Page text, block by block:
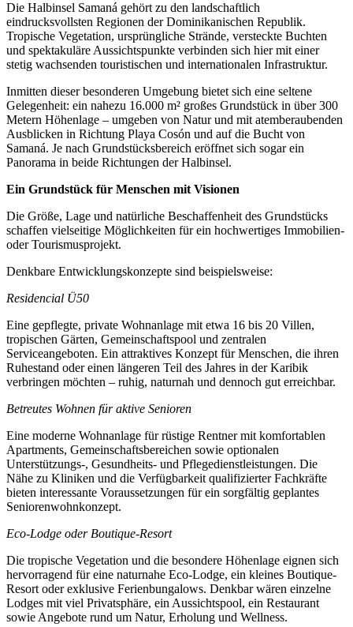
Die Halbinsel Samaná gehört zu den landschaftlich
eindrucksvollsten Regionen der Dominikanischen Republik.
Tropische Vegetation, ursprüngliche Strände, versteckte Buchten
und spektakuläre Aussichtspunkte verbinden sich hier mit einer
stetig wachsenden touristischen und internationalen Infrastruktur.
Inmitten dieser besonderen Umgebung bietet sich eine seltene
Gelegenheit: ein nahezu 16.000 m² großes Grundstück in über 300
Metern Höhenlage – umgeben von Natur und mit atemberaubenden
Ausblicken in Richtung Playa Cosón und auf die Bucht von
Samaná. Je nach Grundstücksbereich eröffnet sich sogar ein
Panorama in beide Richtungen der Halbinsel.
Ein Grundstück für Menschen mit Visionen
Die Größe, Lage und natürliche Beschaffenheit des Grundstücks
schaffen vielseitige Möglichkeiten für ein hochwertiges Immobilien-
oder Tourismusprojekt.
Denkbare Entwicklungskonzepte sind beispielsweise:
Residencial Ü50
Eine gepflegte, private Wohnanlage mit etwa 16 bis 20 Villen,
tropischen Gärten, Gemeinschaftspool und zentralen
Serviceangeboten. Ein attraktives Konzept für Menschen, die ihren
Ruhestand oder einen längeren Teil des Jahres in der Karibik
verbringen möchten – ruhig, naturnah und dennoch gut erreichbar.
Betreutes Wohnen für aktive Senioren
Eine moderne Wohnanlage für rüstige Rentner mit komfortablen
Apartments, Gemeinschaftsbereichen sowie optionalen
Unterstützungs-, Gesundheits- und Pflegedienstleistungen. Die
Nähe zu Kliniken und die Verfügbarkeit qualifizierter Fachkräfte
bieten interessante Voraussetzungen für ein sorgfältig geplantes
Seniorenwohnkonzept.
Eco-Lodge oder Boutique-Resort
Die tropische Vegetation und die besondere Höhenlage eignen sich
hervorragend für eine naturnahe Eco-Lodge, ein kleines Boutique-
Resort oder exklusive Ferienbungalows. Denkbar wären einzelne
Lodges mit viel Privatsphäre, ein Aussichtspool, ein Restaurant
sowie Angebote rund um Natur, Erholung und Wellness.